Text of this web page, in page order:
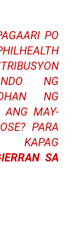
PO
NG
NG
ANG MAY-
PARA
KAPAG
SA